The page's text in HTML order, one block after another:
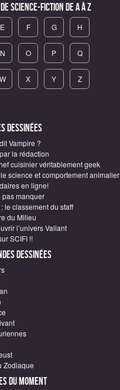
science-fiction de A à Z
E F G H
N O P Q
W X Y Z
Dessinées
Vampire ?
la rédaction
cuisinier véritablement geek
science et comportement animalier
en ligne!
pas manquer
le classement du staff
du Milieu
l’univers Valiant
SCIFI !!
Dessinées
Zodiaque
du moment